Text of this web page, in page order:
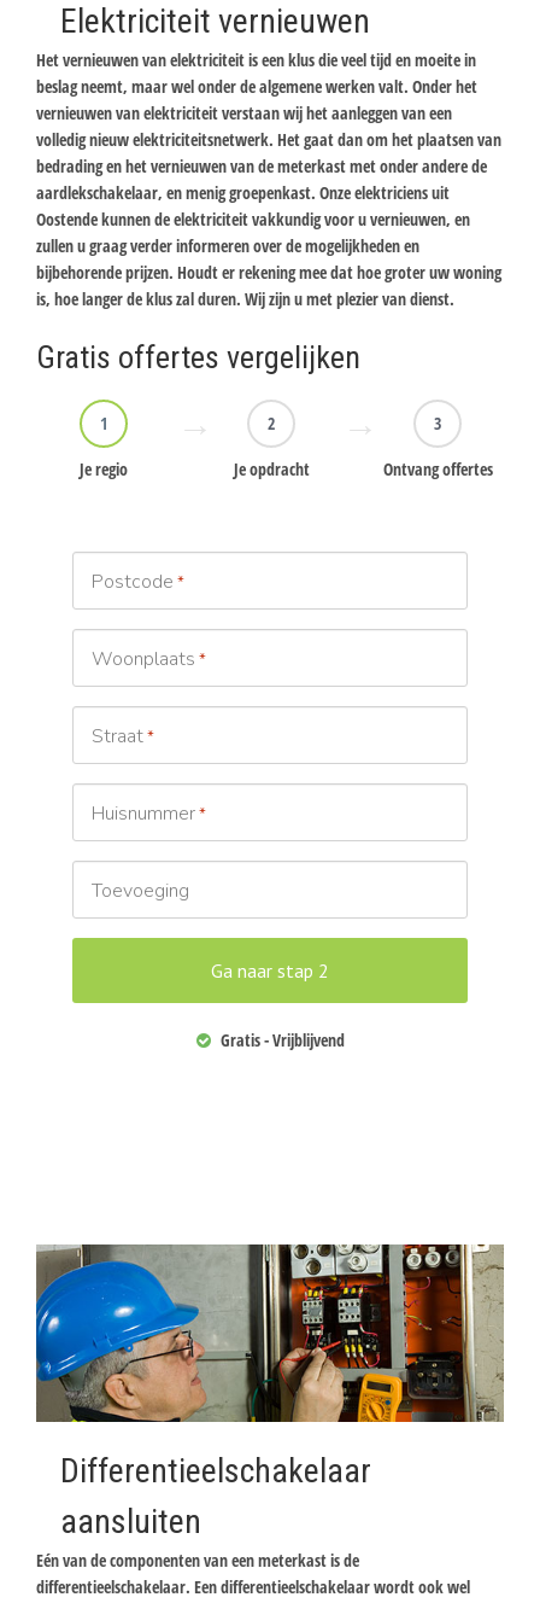
Elektriciteit vernieuwen
Het vernieuwen van elektriciteit is een klus die veel tijd en moeite in
beslag neemt, maar wel onder de algemene werken valt. Onder het
vernieuwen van elektriciteit verstaan wij het aanleggen van een
volledig nieuw elektriciteitsnetwerk. Het gaat dan om het plaatsen van
bedrading en het vernieuwen van de meterkast met onder andere de
aardlekschakelaar, en menig groepenkast. Onze elektriciens uit
Oostende kunnen de elektriciteit vakkundig voor u vernieuwen, en
zullen u graag verder informeren over de mogelijkheden en
bijbehorende prijzen. Houdt er rekening mee dat hoe groter uw woning
is, hoe langer de klus zal duren. Wij zijn u met plezier van dienst.
Gratis offertes vergelijken
1
Je regio
2
Je opdracht
3
Ontvang offertes
Postcode *
Woonplaats *
Straat*
Huisnummer*
Toevoeging
Gratis - Vrijblijvend
Differentieelschakelaar
aansluiten
Eén van de componenten van een meterkast is de
differentieelschakelaar. Een differentieelschakelaar wordt ook wel